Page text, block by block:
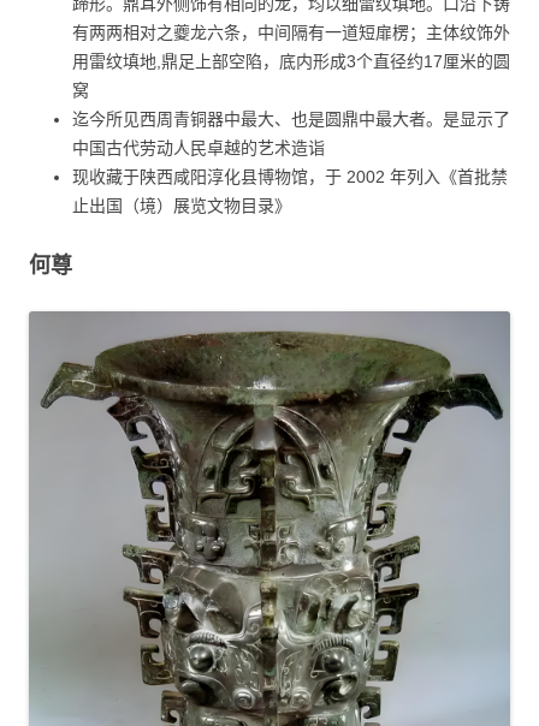
有两两相对之夔龙六条，中间隔有一道短扉楞；主体纹饰外
用雷纹填地,鼎足上部空陷，底内形成3个直径约17厘米的圆
窝
迄今所见西周青铜器中最大、也是圆鼎中最大者。是显示了
中国古代劳动人民卓越的艺术造诣
现收藏于陕西咸阳淳化县博物馆，于 2002 年列入《首批禁
止出国（境）展览文物目录》
何尊